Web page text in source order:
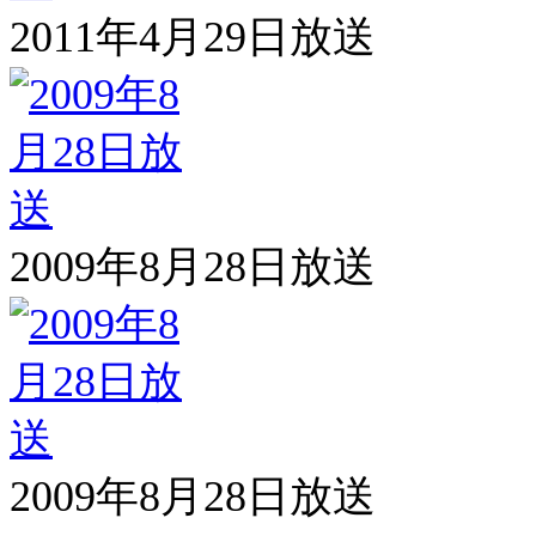
2011年4月29日放送
2009年8月28日放送
2009年8月28日放送